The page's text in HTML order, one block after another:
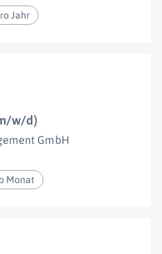
Jahr
w/d)
GmbH
Monat